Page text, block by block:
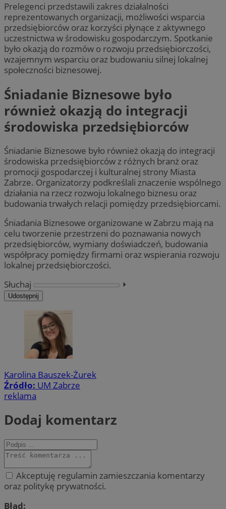
Prelegenci przedstawili zakres działalności
reprezentowanych organizacji, możliwości wsparcia
przedsiębiorców oraz korzyści płynące z aktywnego
uczestnictwa w środowisku gospodarczym. Spotkanie
było okazją do rozmów o rozwoju przedsiębiorczości,
wzajemnym wsparciu oraz budowaniu silnej lokalnej
społeczności biznesowej.
Śniadanie Biznesowe było
również okazją do integracji
środowiska przedsiębiorców
Śniadanie Biznesowe było również okazją do integracji
środowiska przedsiębiorców z różnych branż oraz
promocji gospodarczej i kulturalnej strony Miasta
Zabrze. Organizatorzy podkreślali znaczenie wspólnego
działania na rzecz rozwoju lokalnego biznesu oraz
budowania trwałych relacji pomiędzy przedsiębiorcami.
Śniadania Biznesowe organizowane w Zabrzu mają na
celu tworzenie przestrzeni do poznawania nowych
przedsiębiorców, wymiany doświadczeń, budowania
współpracy pomiędzy firmami oraz wspierania rozwoju
lokalnej przedsiębiorczości.
Słuchaj
⏵︎
Udostępnij
Karolina Bauszek-Żurek
Źródło: UM Zabrze
reklama
Dodaj komentarz
Akceptuję regulamin zamieszczania komentarzy
oraz politykę prywatności.
Błąd: